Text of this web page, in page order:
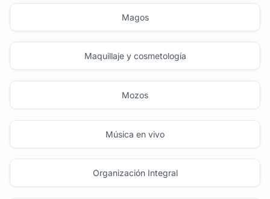
Magos
Maquillaje y cosmetología
Mozos
Música en vivo
Organización Integral